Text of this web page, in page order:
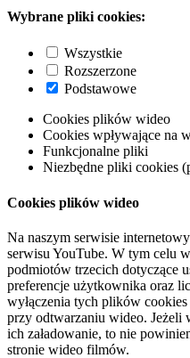
Wybrane pliki cookies:
Wszystkie
Rozszerzone
Podstawowe
Cookies plików wideo
Cookies wpływające na
Funkcjonalne pliki
Niezbędne pliki cookies
Cookies plików wideo
Na naszym serwisie
serwisu YouTube. W tym celu
podmiotów trzecich dotyczące
preferencje użytkownika oraz
wyłączenia tych plików
przy odtwarzaniu wideo.
ich załadowanie, to nie
stronie wideo filmów.